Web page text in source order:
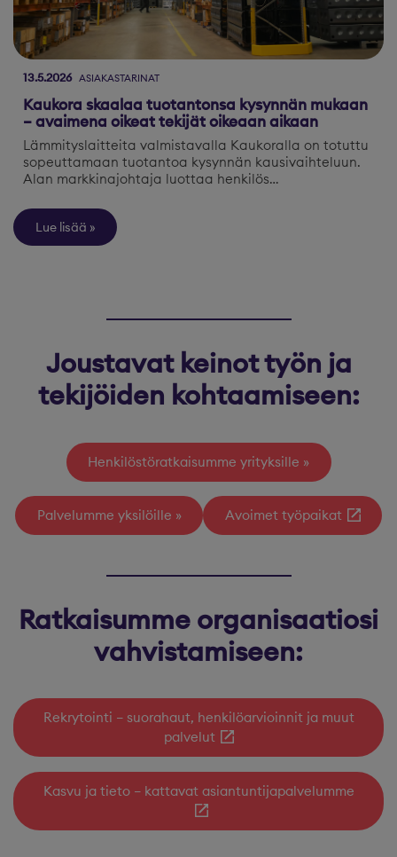
13.5.2026 ASIAKASTARINAT
Kaukora skaalaa tuotantonsa kysynnän mukaan
– avaimena oikeat tekijät oikeaan aikaan
Lämmityslaitteita valmistavalla Kaukoralla on totuttu
sopeuttamaan tuotantoa kysynnän kausivaihteluun.
Alan markkinajohtaja luottaa henkilös…
Lue lisää
Joustavat keinot työn ja
tekijöiden kohtaamiseen:
Henkilöstöratkaisumme yrityksille
Palvelumme yksilöille Avoimet työpaikat
Ratkaisumme organisaatiosi
vahvistamiseen:
Rekrytointi – suorahaut, henkilöarvioinnit ja muut
palvelut
Kasvu ja tieto – kattavat asiantuntijapalvelumme